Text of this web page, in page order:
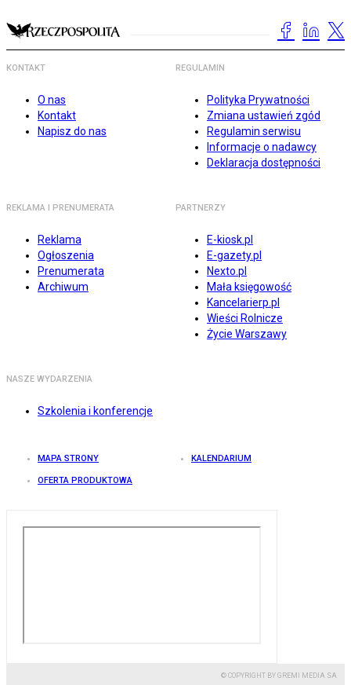
KONTAKT
O nas
Kontakt
Napisz do nas
REGULAMIN
Polityka Prywatności
Zmiana ustawień zgód
Regulamin serwisu
Informacje o nadawcy
Deklaracja dostępności
REKLAMA I PRENUMERATA
Reklama
Ogłoszenia
Prenumerata
Archiwum
PARTNERZY
E-kiosk.pl
E-gazety.pl
Nexto.pl
Mała księgowość
Kancelarierp.pl
Wieści Rolnicze
Życie Warszawy
NASZE WYDARZENIA
Szkolenia i konferencje
MAPA STRONY KALENDARIUM
OFERTA PRODUKTOWA
© COPYRIGHT BY GREMI MEDIA SA